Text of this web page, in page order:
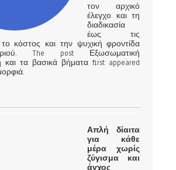
τον αρχικό
έλεγχο και τη
διαδικασία
έως τις
το κόστος και την ψυχική φροντίδα
The post Εξωσωματική
και τα βασικά βήματα first appeared
Απλή δίαιτα
για κάθε
μέρα χωρίς
ζύγισμα και
άγχος